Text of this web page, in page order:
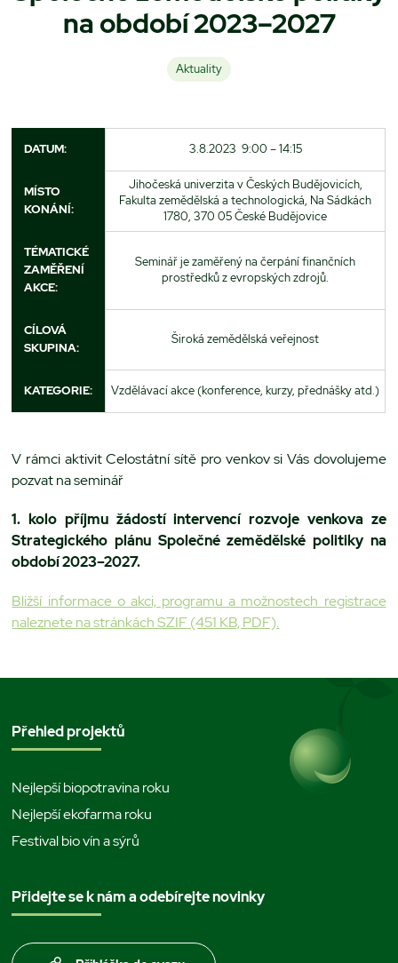
na období 2023–2027
Aktuality
DATUM: 3.8.2023 9:00 – 14:15
MÍSTO
KONÁNÍ:
Jihočeská univerzita v Českých Budějovicích,
Fakulta zemědělská a technologická, Na Sádkách
1780, 370 05 České Budějovice
TÉMATICKÉ
ZAMĚŘENÍ
AKCE:
Seminář je zaměřený na čerpání finančních
prostředků z evropských zdrojů.
CÍLOVÁ
SKUPINA:
Široká zemědělská veřejnost
KATEGORIE: Vzdělávací akce (konference, kurzy, přednášky atd.)
V rámci aktivit Celostátní sítě pro venkov si Vás dovolujeme
pozvat na seminář
1. kolo příjmu žádostí intervencí rozvoje venkova ze
Strategického plánu Společné zemědělské politiky na
období 2023–2027.
Bližší informace o akci, programu a možnostech registrace
naleznete na stránkách SZIF (451 KB, PDF).
Přehled projektů
Nejlepší biopotravina roku
Nejlepší ekofarma roku
Festival bio vín a sýrů
Přidejte se k nám a odebírejte novinky